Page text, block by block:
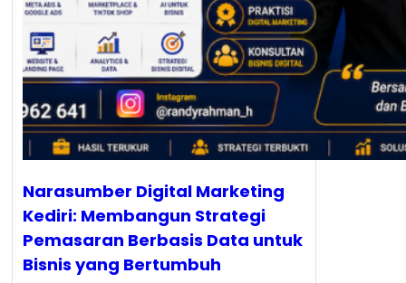
Narasumber Digital Marketing
Kediri: Membangun Strategi
Pemasaran Berbasis Data untuk
Bisnis yang Bertumbuh